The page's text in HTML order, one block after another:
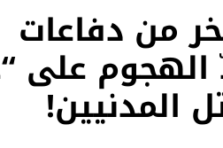
من دفاعات
على
المدنيين!